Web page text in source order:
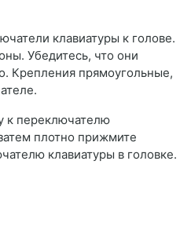
клавиатуры к голове.
Убедитесь, что они
Крепления прямоугольные,
к переключателю
плотно прижмите
клавиатуры в головке.